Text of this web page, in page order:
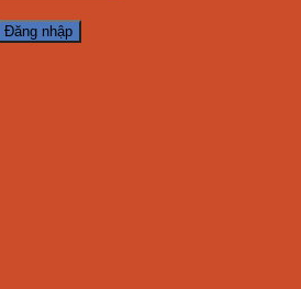
Đăng nhập